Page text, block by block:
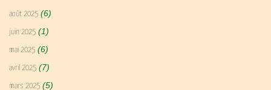
août 2025 (6)
juin 2025 (1)
mai 2025 (6)
avril 2025 (7)
mars 2025 (5)